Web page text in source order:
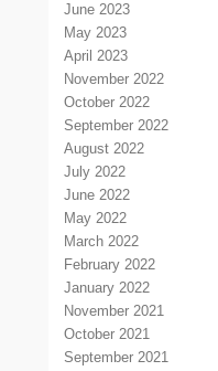
June 2023
May 2023
April 2023
November 2022
October 2022
September 2022
August 2022
July 2022
June 2022
May 2022
March 2022
February 2022
January 2022
November 2021
October 2021
September 2021